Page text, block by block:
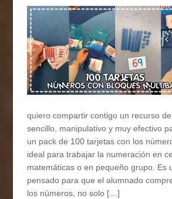
quiero compartir contigo un recurso
sencillo, manipulativo y muy efectivo
un pack de 100 tarjetas con los
ideal para trabajar la numeración en
matemáticas o en pequeño grupo. Es
pensado para que el alumnado
los números, no solo […]